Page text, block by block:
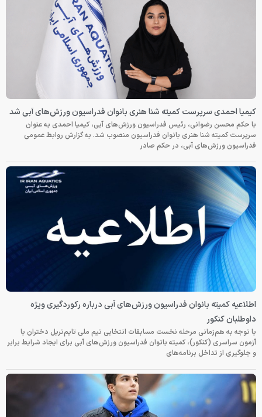
کیمیا احمدی سرپرست کمیته شنا هنری بانوان فدراسیون ورزش‌های آبی شد
با حکم محسن رضوانی، رئیس فدراسیون ورزش‌های آبی، کیمیا احمدی به عنوان
سرپرست کمیته شنا هنری بانوان فدراسیون منصوب شد. به گزارش روابط عمومی
فدراسیون ورزش‌های آبی، در حکم صادر
اطلاعیه کمیته بانوان فدراسیون ورزش‌های آبی درباره رکوردگیری ویژه
داوطلبان کنکور
با توجه به هم‌زمانی مرحله نخست مسابقات انتخابی تیم ملی تایم‌تریل دختران با
آزمون سراسری (کنکور)، کمیته بانوان فدراسیون ورزش‌های آبی برای ایجاد شرایط برابر
و جلوگیری از تداخل برنامه‌های